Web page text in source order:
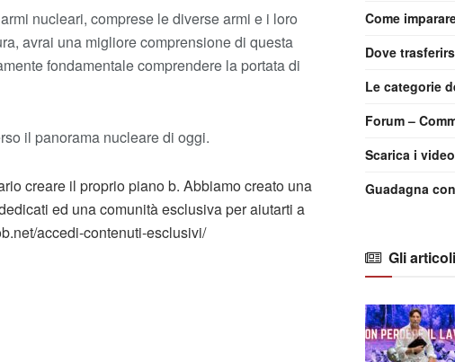
nucleari, comprese le diverse armi e i loro
avrai una migliore comprensione di questa
fondamentale comprendere la portata di
il panorama nucleare di oggi.
creare il proprio piano b. Abbiamo creato una
ed una comunità esclusiva per aiutarti a
accedi-contenuti-esclusivi/
Come
Dove
Le categorie
Forum –
Scarica i
Guadagna
Gli articoli